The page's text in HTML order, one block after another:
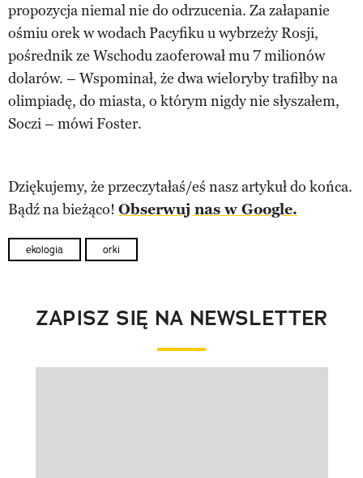
propozycja niemal nie do odrzucenia. Za załapanie
ośmiu orek w wodach Pacyfiku u wybrzeży Rosji,
pośrednik ze Wschodu zaoferował mu 7 milionów
dolarów. – Wspominał, że dwa wieloryby trafiłby na
olimpiadę, do miasta, o którym nigdy nie słyszałem,
Soczi – mówi Foster.
Dziękujemy, że przeczytałaś/eś nasz artykuł do końca.
Bądź na bieżąco! Obserwuj nas w Google.
ekologia orki
ZAPISZ SIĘ NA NEWSLETTER